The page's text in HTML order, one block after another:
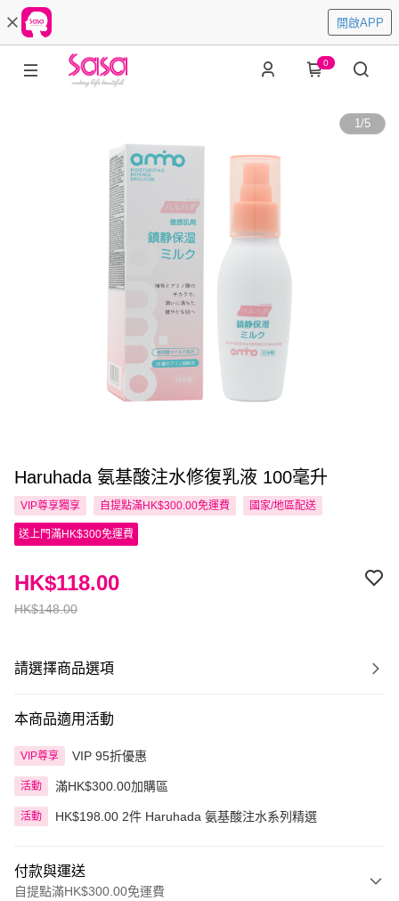
開啟APP
0
1/5
Haruhada 氨基酸注水修復乳液 100毫升
VIP尊享獨享 自提點滿HK$300.00免運費 國家/地區配送
送上門滿HK$300免運費
HK$148.00
HK$118.00
請選擇商品選項
本商品適用活動
VIP尊享 VIP 95折優惠
活動 滿HK$300.00加購區
活動 HK$198.00 2件 Haruhada 氨基酸注水系列精選
付款與運送
自提點滿HK$300.00免運費